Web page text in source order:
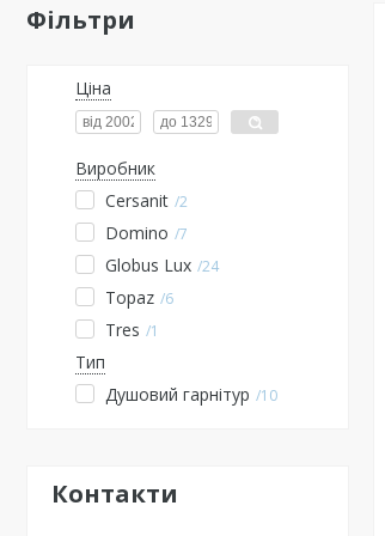
Фільтри
Ціна
Виробник
Cersanit 2
Domino 7
Globus Lux 24
Topaz 6
Tres 1
Тип
Душовий гарнітур
10
Контакти